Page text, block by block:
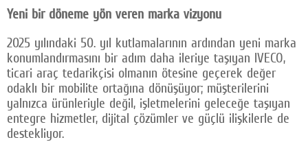
Yeni bir döneme yön veren marka vizyonu
2025 yılındaki 50. yıl kutlamalarının ardından yeni marka
konumlandırmasını bir adım daha ileriye taşıyan IVECO,
ticari araç tedarikçisi olmanın ötesine geçerek değer
odaklı bir mobilite ortağına dönüşüyor; müşterilerini
yalnızca ürünleriyle değil, işletmelerini geleceğe taşıyan
entegre hizmetler, dijital çözümler ve güçlü ilişkilerle de
destekliyor.